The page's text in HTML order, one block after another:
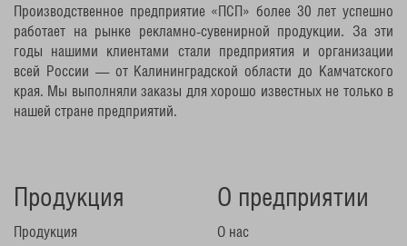
Производственное предприятие «ПСП» более 30 лет успешно
работает на рынке рекламно-сувенирной продукции. За эти
годы нашими клиентами стали предприятия и организации
всей России — от Калининградской области до Камчатского
края. Мы выполняли заказы для хорошо известных не только в
нашей стране предприятий.
Продукция
Продукция
О предприятии
О нас